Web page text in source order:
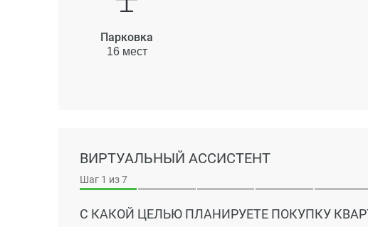
Парковка
16 мест
ВИРТУАЛЬНЫЙ АССИСТЕНТ
Шаг 1 из 7
С КАКОЙ ЦЕЛЬЮ ПЛАНИРУЕТЕ ПОКУПКУ